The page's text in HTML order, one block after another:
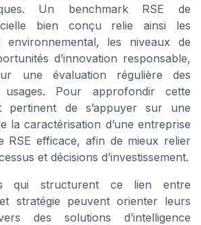
Un benchmark RSE de
bien conçu relie ainsi les
environnemental, les niveaux de
d’innovation responsable,
une évaluation régulière des
Pour approfondir cette
pertinent de s’appuyer sur une
la caractérisation d’une entreprise
RSE efficace, afin de mieux relier
et décisions d’investissement.
qui structurent ce lien entre
stratégie peuvent orienter leurs
des solutions d’intelligence